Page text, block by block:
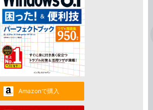
Amazonで購入